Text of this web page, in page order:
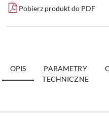
Pobierz produkt do PDF
OPIS
PARAMETRY
TECHNICZNE